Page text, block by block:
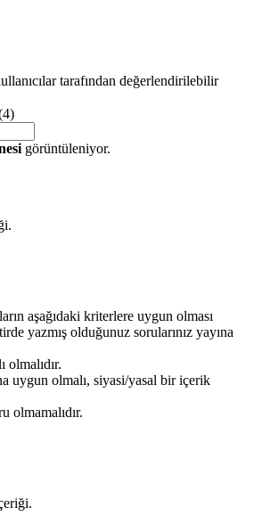
tarafından değerlendirilebilir
görüntüleniyor.
aşağıdaki kriterlere uygun olması
yazmış olduğunuz sorularınız yayına
olmalıdır.
uygun olmalı, siyasi/yasal bir içerik
olmamalıdır.